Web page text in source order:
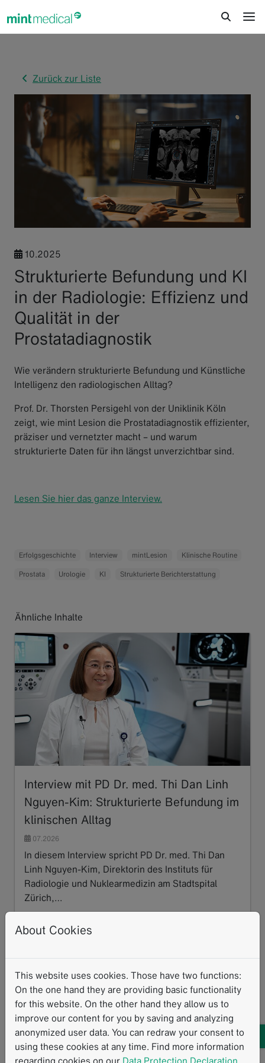
Zurück zur Liste
10.2025
Strukturierte Befundung und KI
in der Radiologie: Effizienz und
Qualität in der
Prostatadiagnostik
Wie verändern strukturierte Befundung und Künstliche
Intelligenz den radiologischen Alltag?
Prof. Dr. Thorsten Persigehl von der Uniklinik Köln
zeigt, wie mint Lesion die Prostatadiagnostik effizienter,
präziser und vernetzter macht – und warum
strukturierte Daten für ihn längst unverzichtbar sind.
Lesen Sie hier das ganze Interview.
Erfolgsgeschichte Interview mintLesion Klinische Routine
Prostata Urologie KI Strukturierte Berichterstattung
Ähnliche Inhalte
Interview mit PD Dr. med. Thi Dan Linh
Nguyen-Kim: Strukturierte Befundung im
klinischen Alltag
07.2026
In diesem Interview spricht PD Dr. med. Thi Dan
Linh Nguyen-Kim, Direktorin des Instituts für
Radiologie und Nuklearmedizin am Stadtspital
Zürich,…
Read more
About Cookies
This website uses cookies. Those have two functions:
On the one hand they are providing basic functionality
for this website. On the other hand they allow us to
improve our content for you by saving and analyzing
anonymized user data. You can redraw your consent to
using these cookies at any time. Find more information
regarding cookies on our Data Protection Declaration